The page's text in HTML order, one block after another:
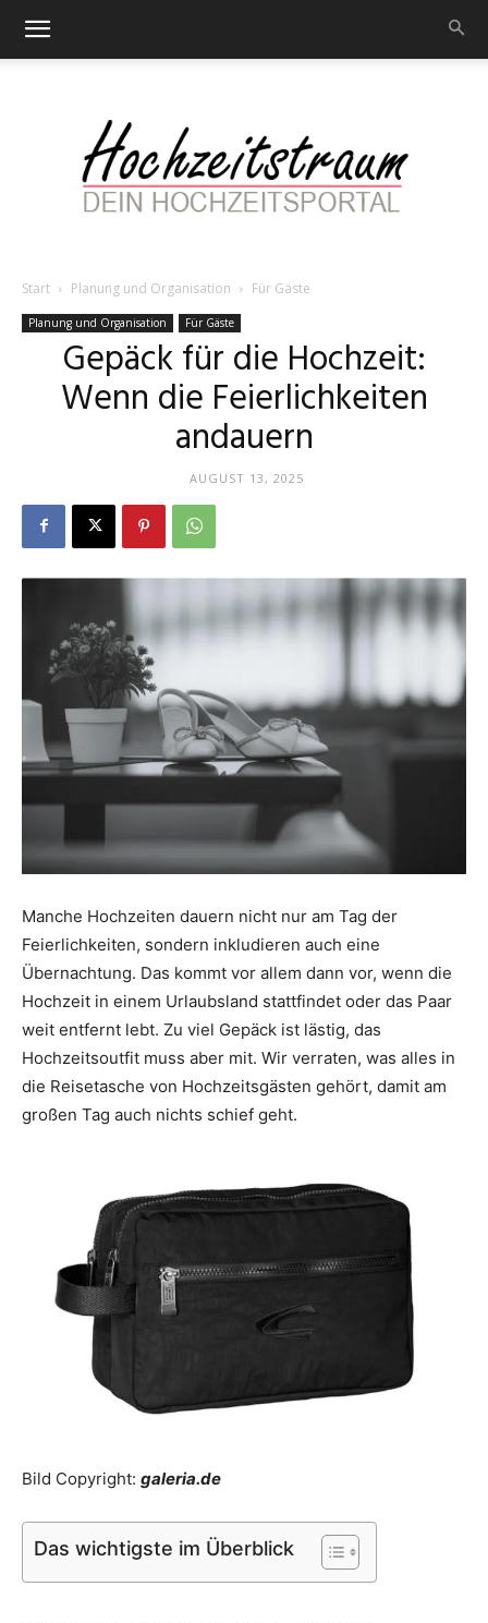
–
rund
um
Thema
Hochzeit
Start Planung und Organisation Für Gäste
Planung und Organisation Für Gäste
Gepäck für die Hochzeit:
Wenn die Feierlichkeiten
andauern
AUGUST 13, 2025
Manche Hochzeiten dauern nicht nur am Tag der
Feierlichkeiten, sondern inkludieren auch eine
Übernachtung. Das kommt vor allem dann vor, wenn die
Hochzeit in einem Urlaubsland stattfindet oder das Paar
weit entfernt lebt. Zu viel Gepäck ist lästig, das
Hochzeitsoutfit muss aber mit. Wir verraten, was alles in
die Reisetasche von Hochzeitsgästen gehört, damit am
großen Tag auch nichts schief geht.
Bild Copyright: galeria.de
Das wichtigste im Überblick